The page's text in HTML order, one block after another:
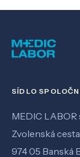
SÍDLO
MEDIC LABOR
Zvolenská
974 05 Banská